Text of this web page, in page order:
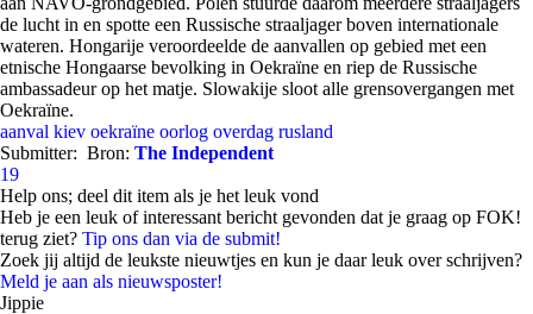
de lucht in en spotte een Russische straaljager boven internationale
wateren. Hongarije veroordeelde de aanvallen op gebied met een
etnische Hongaarse bevolking in Oekraïne en riep de Russische
ambassadeur op het matje. Slowakije sloot alle grensovergangen met
Oekraïne.
aanval kiev oekraïne oorlog overdag rusland
Submitter: Bron: The Independent
19
Help ons; deel dit item als je het leuk vond
Heb je een leuk of interessant bericht gevonden dat je graag op FOK!
terug ziet? Tip ons dan via de submit!
Zoek jij altijd de leukste nieuwtjes en kun je daar leuk over schrijven?
Meld je aan als nieuwsposter!
Jippie